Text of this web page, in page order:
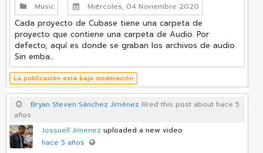
Music Miércoles, 04 Noviembre 2020
Cada proyecto de Cubase tiene una carpeta de
proyecto que contiene una carpeta de Audio. Por
defecto, aquí es donde se graban los archivos de audio.
Sin emba...
La publicación esta bajo moderación
Bryan Steven Sánchez Jiménez liked this post about hace 5
años
Jossuell Jimenez uploaded a new video
hace 5 años